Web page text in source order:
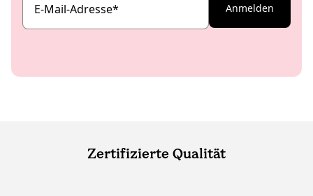
E-Mail-Adresse* Anmelden
Zertifizierte Qualität